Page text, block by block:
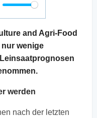
and Agri-Food
wenige
werden
nach der letzten